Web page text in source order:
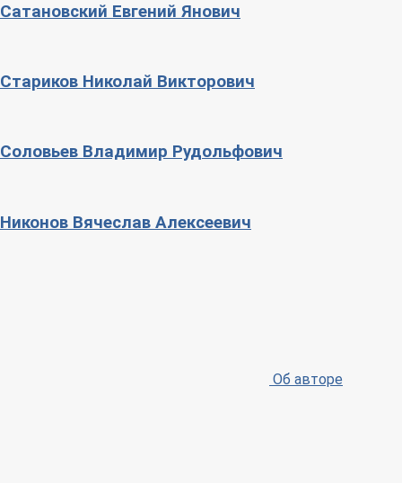
Сатановский Евгений Янович
Стариков Николай Викторович
Соловьев Владимир Рудольфович
Никонов Вячеслав Алексеевич
Об авторе